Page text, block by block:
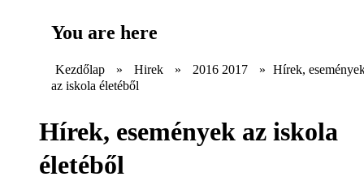
You are here
Kezdőlap » Hirek » 2016 2017 » Hírek,
az iskola életéből
Hírek, események az iskola
életéből